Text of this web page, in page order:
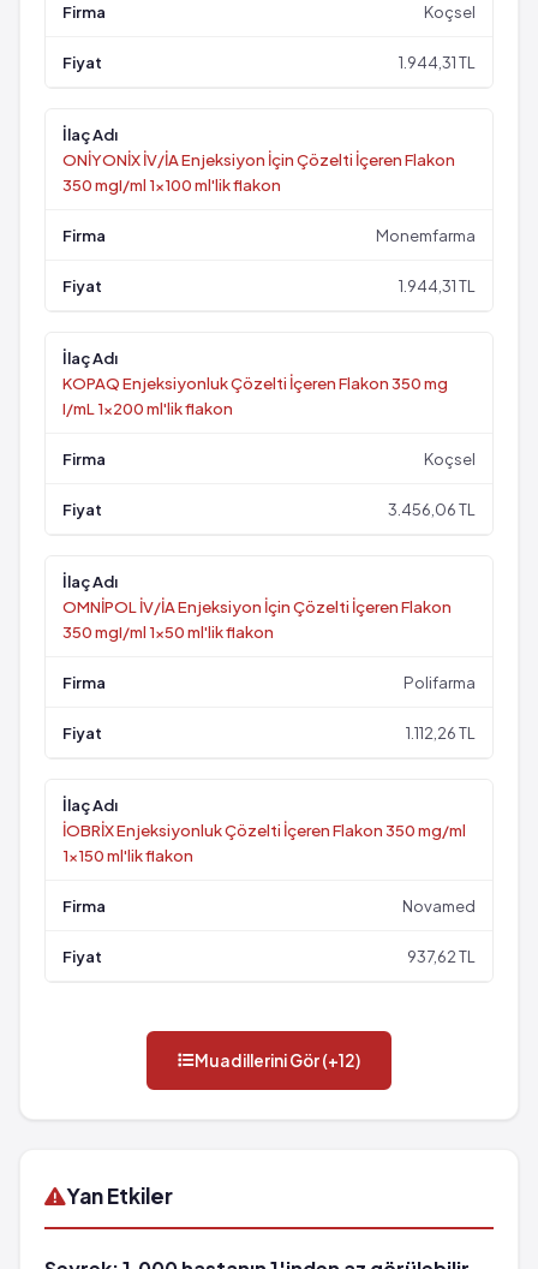
Koçsel
1.944,31 TL
ONİYONİX İV/İA Enjeksiyon İçin Çözelti İçeren Flakon
350 mgI/ml 1x100 ml'lik flakon
Monemfarma
1.944,31 TL
KOPAQ Enjeksiyonluk Çözelti İçeren Flakon 350 mg
I/mL 1x200 ml'lik flakon
Koçsel
3.456,06 TL
OMNİPOL İV/İA Enjeksiyon İçin Çözelti İçeren Flakon
350 mgI/ml 1x50 ml'lik flakon
Polifarma
1.112,26 TL
İOBRİX Enjeksiyonluk Çözelti İçeren Flakon 350 mg/ml
1x150 ml'lik flakon
Novamed
937,62 TL
Muadillerini Gör (+12)
Yan Etkiler